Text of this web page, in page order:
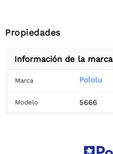
Propiedades
Información de la marca
Marca Pololu
Modelo 5666